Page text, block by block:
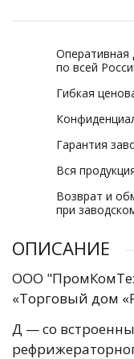
Оперативная
по всей
Гибкая
Гарантия
Вся
Возврат и
при
ОПИСАНИЕ
ООО
«Торговый дом
Д — со